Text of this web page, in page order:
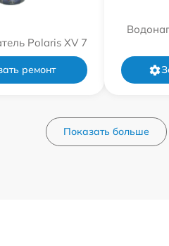
Polaris XV 7
ремонт
Показать больше